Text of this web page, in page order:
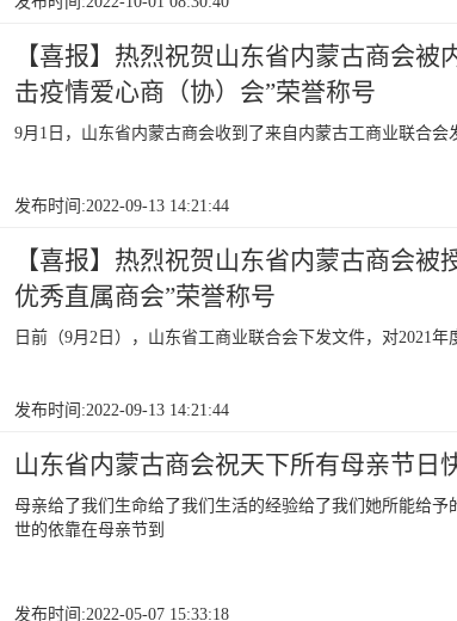
【喜报】热烈祝贺山东省内蒙古商会被
击疫情爱心商（协）会”荣誉称号
9月1日，山东省内蒙古商会收到了来自内蒙古工商业联合
发布时间:2022-09-13 14:21:44
【喜报】热烈祝贺山东省内蒙古商会被
优秀直属商会”荣誉称号
日前（9月2日），山东省工商业联合会下发文件，对2021
发布时间:2022-09-13 14:21:44
山东省内蒙古商会祝天下所有母亲节日
母亲给了我们生命给了我们生活的经验给了我们她所能给
世的依靠在母亲节到
发布时间:2022-05-07 15:33:18